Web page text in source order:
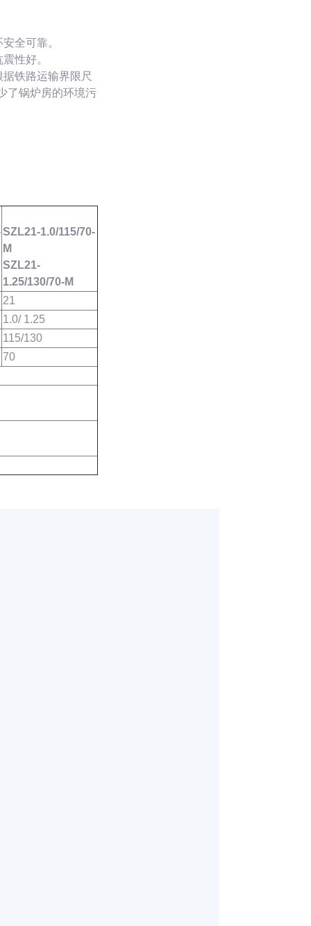
全可靠。
性好。
铁路运输界限尺
了锅炉房的环境污
SZL21-1.0/115/70-
M
SZL21-
1.25/130/70-M
21
1.0/ 1.25
115/130
70